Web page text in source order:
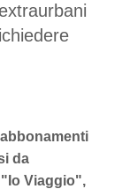
da
"Io Viaggio",